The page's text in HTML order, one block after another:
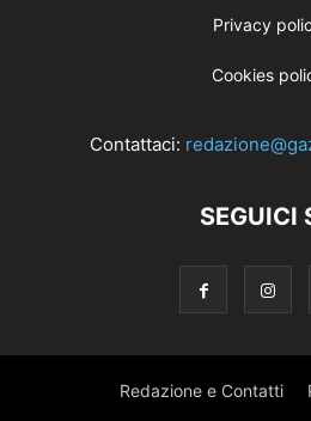
Privacy
Cookies
Contattaci:
SEGUICI
Redazione e Contatti